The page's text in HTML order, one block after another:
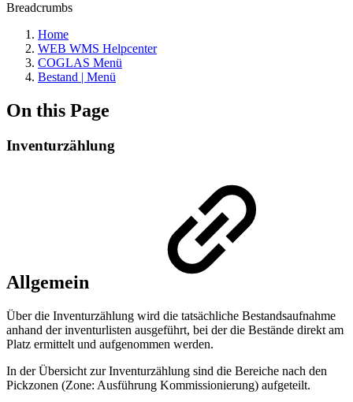
Breadcrumbs
Home
WEB WMS Helpcenter
COGLAS Menü
Bestand | Menü
On this Page
Inventurzählung
Allgemein
Über die Inventurzählung wird die tatsächliche Bestandsaufnahme
anhand der inventurlisten ausgeführt, bei der die Bestände direkt am
Platz ermittelt und aufgenommen werden.
In der Übersicht zur Inventurzählung sind die Bereiche nach den
Pickzonen (Zone: Ausführung Kommissionierung) aufgeteilt.